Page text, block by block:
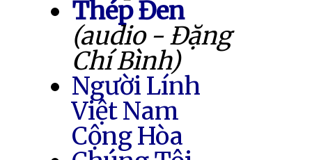
Thép Đen
(audio - Đặng
Chí Bình)
Người Lính
Việt Nam
Cộng Hòa